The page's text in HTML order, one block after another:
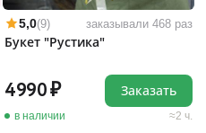
5,0(9) заказывали 468 раз
Букет "Рустика"
4990
в наличии 2 ч.
Заказать